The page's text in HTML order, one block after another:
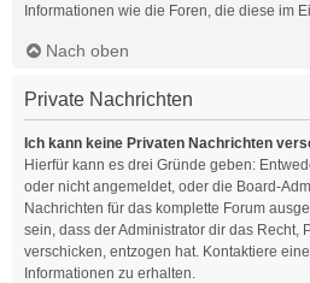
Informationen wie die Foren, die diese im
Nach oben
Private Nachrichten
Ich kann keine Privaten Nachrichten
Hierfür kann es drei Gründe geben:
oder nicht angemeldet, oder die Board-
Nachrichten für das komplette Forum
sein, dass der Administrator dir das Recht,
verschicken, entzogen hat. Kontaktiere
Informationen zu erhalten.